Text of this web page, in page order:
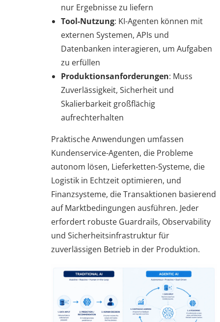
nur Ergebnisse zu liefern
Tool-Nutzung: KI-Agenten können mit
externen Systemen, APIs und
Datenbanken interagieren, um Aufgaben
zu erfüllen
Produktionsanforderungen: Muss
Zuverlässigkeit, Sicherheit und
Skalierbarkeit großflächig
aufrechterhalten
Praktische Anwendungen umfassen
Kundenservice-Agenten, die Probleme
autonom lösen, Lieferketten-Systeme, die
Logistik in Echtzeit optimieren, und
Finanzsysteme, die Transaktionen basierend
auf Marktbedingungen ausführen. Jeder
erfordert robuste Guardrails, Observability
und Sicherheitsinfrastruktur für
zuverlässigen Betrieb in der Produktion.